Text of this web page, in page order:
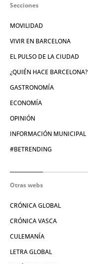
Secciones
MOVILIDAD
VIVIR EN BARCELONA
EL PULSO DE LA CIUDAD
¿QUIÉN HACE BARCELONA?
GASTRONOMÍA
ECONOMÍA
OPINIÓN
INFORMACIÓN MUNICIPAL
#BETRENDING
Otras webs
CRÓNICA GLOBAL
CRÓNICA VASCA
CULEMANÍA
LETRA GLOBAL